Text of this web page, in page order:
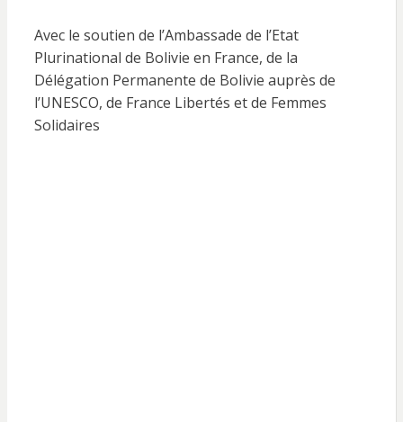
Avec le soutien de l’Ambassade de l’Etat
Plurinational de Bolivie en France, de la
Délégation Permanente de Bolivie auprès de
l’UNESCO, de France Libertés et de Femmes
Solidaires